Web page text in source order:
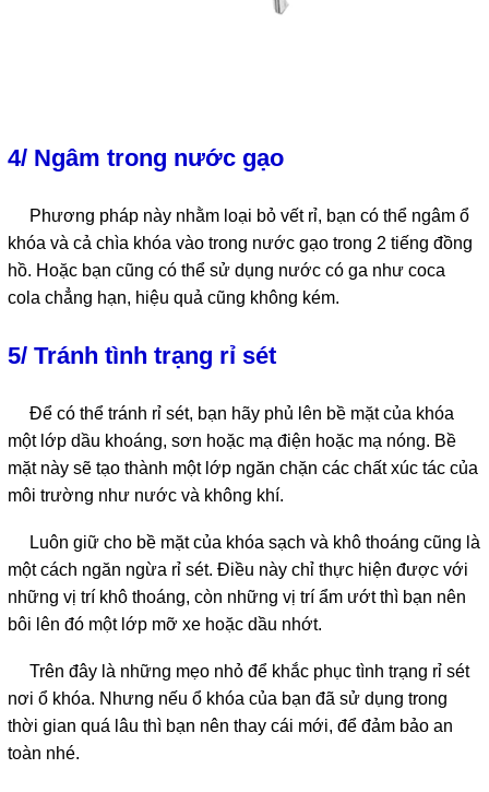
4/ Ngâm trong nước gạo
Phương pháp này nhằm loại bỏ vết rỉ, bạn có thể ngâm ổ
khóa và cả chìa khóa vào trong nước gạo trong 2 tiếng đồng
hồ. Hoặc bạn cũng có thể sử dụng nước có ga như coca
cola chẳng hạn, hiệu quả cũng không kém.
5/ Tránh tình trạng rỉ sét
Để có thể tránh rỉ sét, bạn hãy phủ lên bề mặt của khóa
một lớp dầu khoáng, sơn hoặc mạ điện hoặc mạ nóng. Bề
mặt này sẽ tạo thành một lớp ngăn chặn các chất xúc tác của
môi trường như nước và không khí.
Luôn giữ cho bề mặt của khóa sạch và khô thoáng cũng là
một cách ngăn ngừa rỉ sét. Điều này chỉ thực hiện được với
những vị trí khô thoáng, còn những vị trí ẩm ướt thì bạn nên
bôi lên đó một lớp mỡ xe hoặc dầu nhớt.
Trên đây là những mẹo nhỏ để khắc phục tình trạng rỉ sét
nơi ổ khóa. Nhưng nếu ổ khóa của bạn đã sử dụng trong
thời gian quá lâu thì bạn nên thay cái mới, để đảm bảo an
toàn nhé.